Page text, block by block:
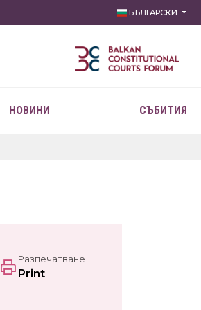
БЪЛГАРСКИ
НОВИНИ СЪБИТИЯ
Разпечатване
Print